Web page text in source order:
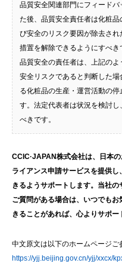
品質安全関連部門にフィード
た後、品質安全責任者は化粧
び安全のリスク要因が除去さ
措置を解除できるようにすべき
品質安全の責任者は、上記の
安全リスクであると判断した
る化粧品の生産・運営活動の
す。法定代表者は状況を検討
べきです。
CCIC·JAPAN株式会社は、日本
ライアンス申請サービスを提供
きるようサポートします。当社
ご質問がある場合は、いつでも
きることがあれば、心よりサポー
中文原文は以下のホームページご
https://yjj.beijing.gov.cn/yjj/xxcx/